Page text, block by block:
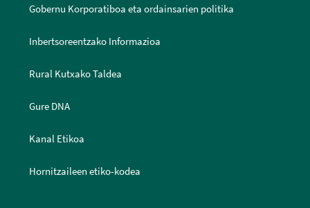
Gobernu Korporatiboa eta ordainsarien politika
Inbertsoreentzako Informazioa
Rural Kutxako Taldea
Gure DNA
Kanal Etikoa
Hornitzaileen etiko-kodea